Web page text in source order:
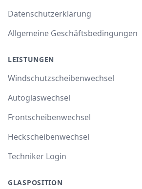
Datenschutzerklärung
Allgemeine Geschäftsbedingungen
LEISTUNGEN
Windschutzscheibenwechsel
Autoglaswechsel
Frontscheibenwechsel
Heckscheibenwechsel
Techniker Login
GLASPOSITION